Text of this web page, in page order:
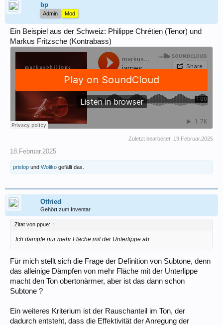
bp
Admin Mod
Ein Beispiel aus der Schweiz: Philippe Chrétien (Tenor) und
Markus Fritzsche (Kontrabass)
Zuletzt bearbeitet: 19.Februar.2025
18.Februar.2025
prislop und Woliko gefällt das.
Otfried
Gehört zum Inventar
Zitat von ppue: ↑
Ich dämpfe nur mehr Fläche mit der Unterlippe ab
Für mich stellt sich die Frage der Definition von Subtone, denn
das alleinige Dämpfen von mehr Fläche mit der Unterlippe
macht den Ton obertonärmer, aber ist das dann schon
Subtone ?
Ein weiteres Kriterium ist der Rauschanteil im Ton, der
dadurch entsteht, dass die Effektivität der Anregung der